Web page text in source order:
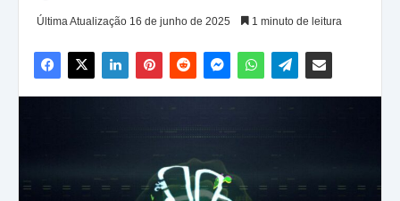
Última Atualização 16 de junho de 2025 1 minuto de leitura